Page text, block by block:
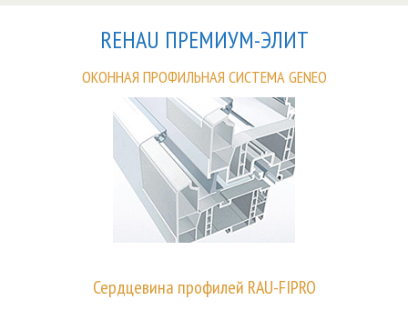
REHAU ПРЕМИУМ-ЭЛИТ
ОКОННАЯ ПРОФИЛЬНАЯ СИСТЕМА GENEO
Сердцевина профилей RAU-FIPRO